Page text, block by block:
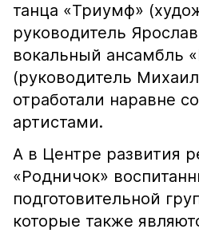
танца «Триумф»
руководитель
вокальный ансамбль
(руководитель
отработали наравне
артистами.
А в Центре развития
«Родничок»
подготовительной
которые также